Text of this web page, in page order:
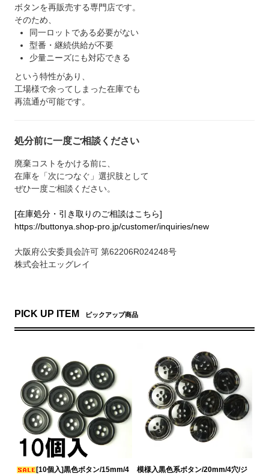
ボタンを再販売する専門店です。
そのため、
同一ロットである必要がない
型番・継続供給が不要
少量ニーズにも対応できる
という特性があり、
工場様で余ってしまった在庫でも
再流通が可能です。
処分前に一度ご相談ください
廃棄コストをかける前に、
在庫を「次につなぐ」選択肢として
ぜひ一度ご相談ください。
[在庫処分・引き取りのご相談はこちら]
https://buttonya.shop-pro.jp/customer/inquiries/new
大阪府公安委員会許可 第62206R024248号
株式会社エッグレイ
PICK UP ITEM ピックアップ商品
[10個入]黒色ボタン/15mm/4
模様入黒色系ボタン/20mm/4穴/ジ